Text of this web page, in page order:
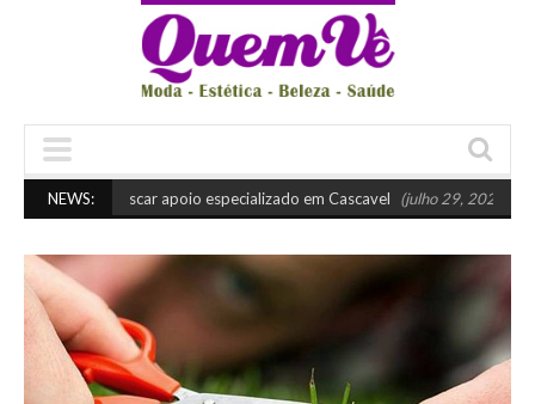
NEWS:
buscar apoio especializado em Cascavel (julho 29, 2026 10:45 am)